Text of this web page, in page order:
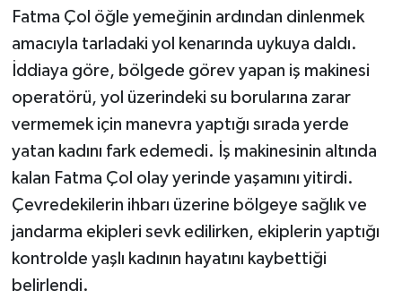
Fatma Çol öğle yemeğinin ardından dinlenmek
amacıyla tarladaki yol kenarında uykuya daldı.
İddiaya göre, bölgede görev yapan iş makinesi
operatörü, yol üzerindeki su borularına zarar
vermemek için manevra yaptığı sırada yerde
yatan kadını fark edemedi. İş makinesinin altında
kalan Fatma Çol olay yerinde yaşamını yitirdi.
Çevredekilerin ihbarı üzerine bölgeye sağlık ve
jandarma ekipleri sevk edilirken, ekiplerin yaptığı
kontrolde yaşlı kadının hayatını kaybettiği
belirlendi.